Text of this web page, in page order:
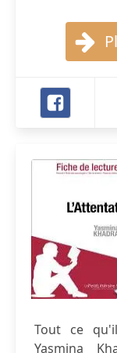
Tout ce
Yasmina